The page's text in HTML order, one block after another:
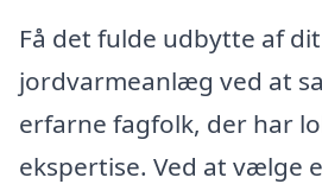
Få det fulde udbytte af dit
jordvarmeanlæg ved at
erfarne fagfolk, der har
ekspertise. Ved at vælge